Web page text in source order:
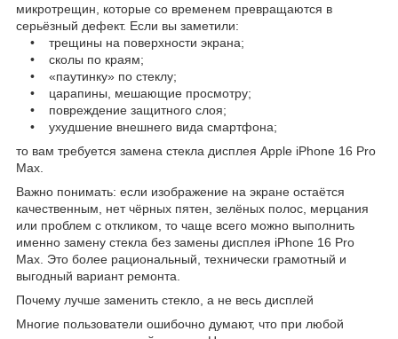
микротрещин, которые со временем превращаются в
серьёзный дефект. Если вы заметили:
• трещины на поверхности экрана;
• сколы по краям;
• «паутинку» по стеклу;
• царапины, мешающие просмотру;
• повреждение защитного слоя;
• ухудшение внешнего вида смартфона;
то вам требуется замена стекла дисплея Apple iPhone 16 Pro
Max.
Важно понимать: если изображение на экране остаётся
качественным, нет чёрных пятен, зелёных полос, мерцания
или проблем с откликом, то чаще всего можно выполнить
именно замену стекла без замены дисплея iPhone 16 Pro
Max. Это более рациональный, технически грамотный и
выгодный вариант ремонта.
Почему лучше заменить стекло, а не весь дисплей
Многие пользователи ошибочно думают, что при любой